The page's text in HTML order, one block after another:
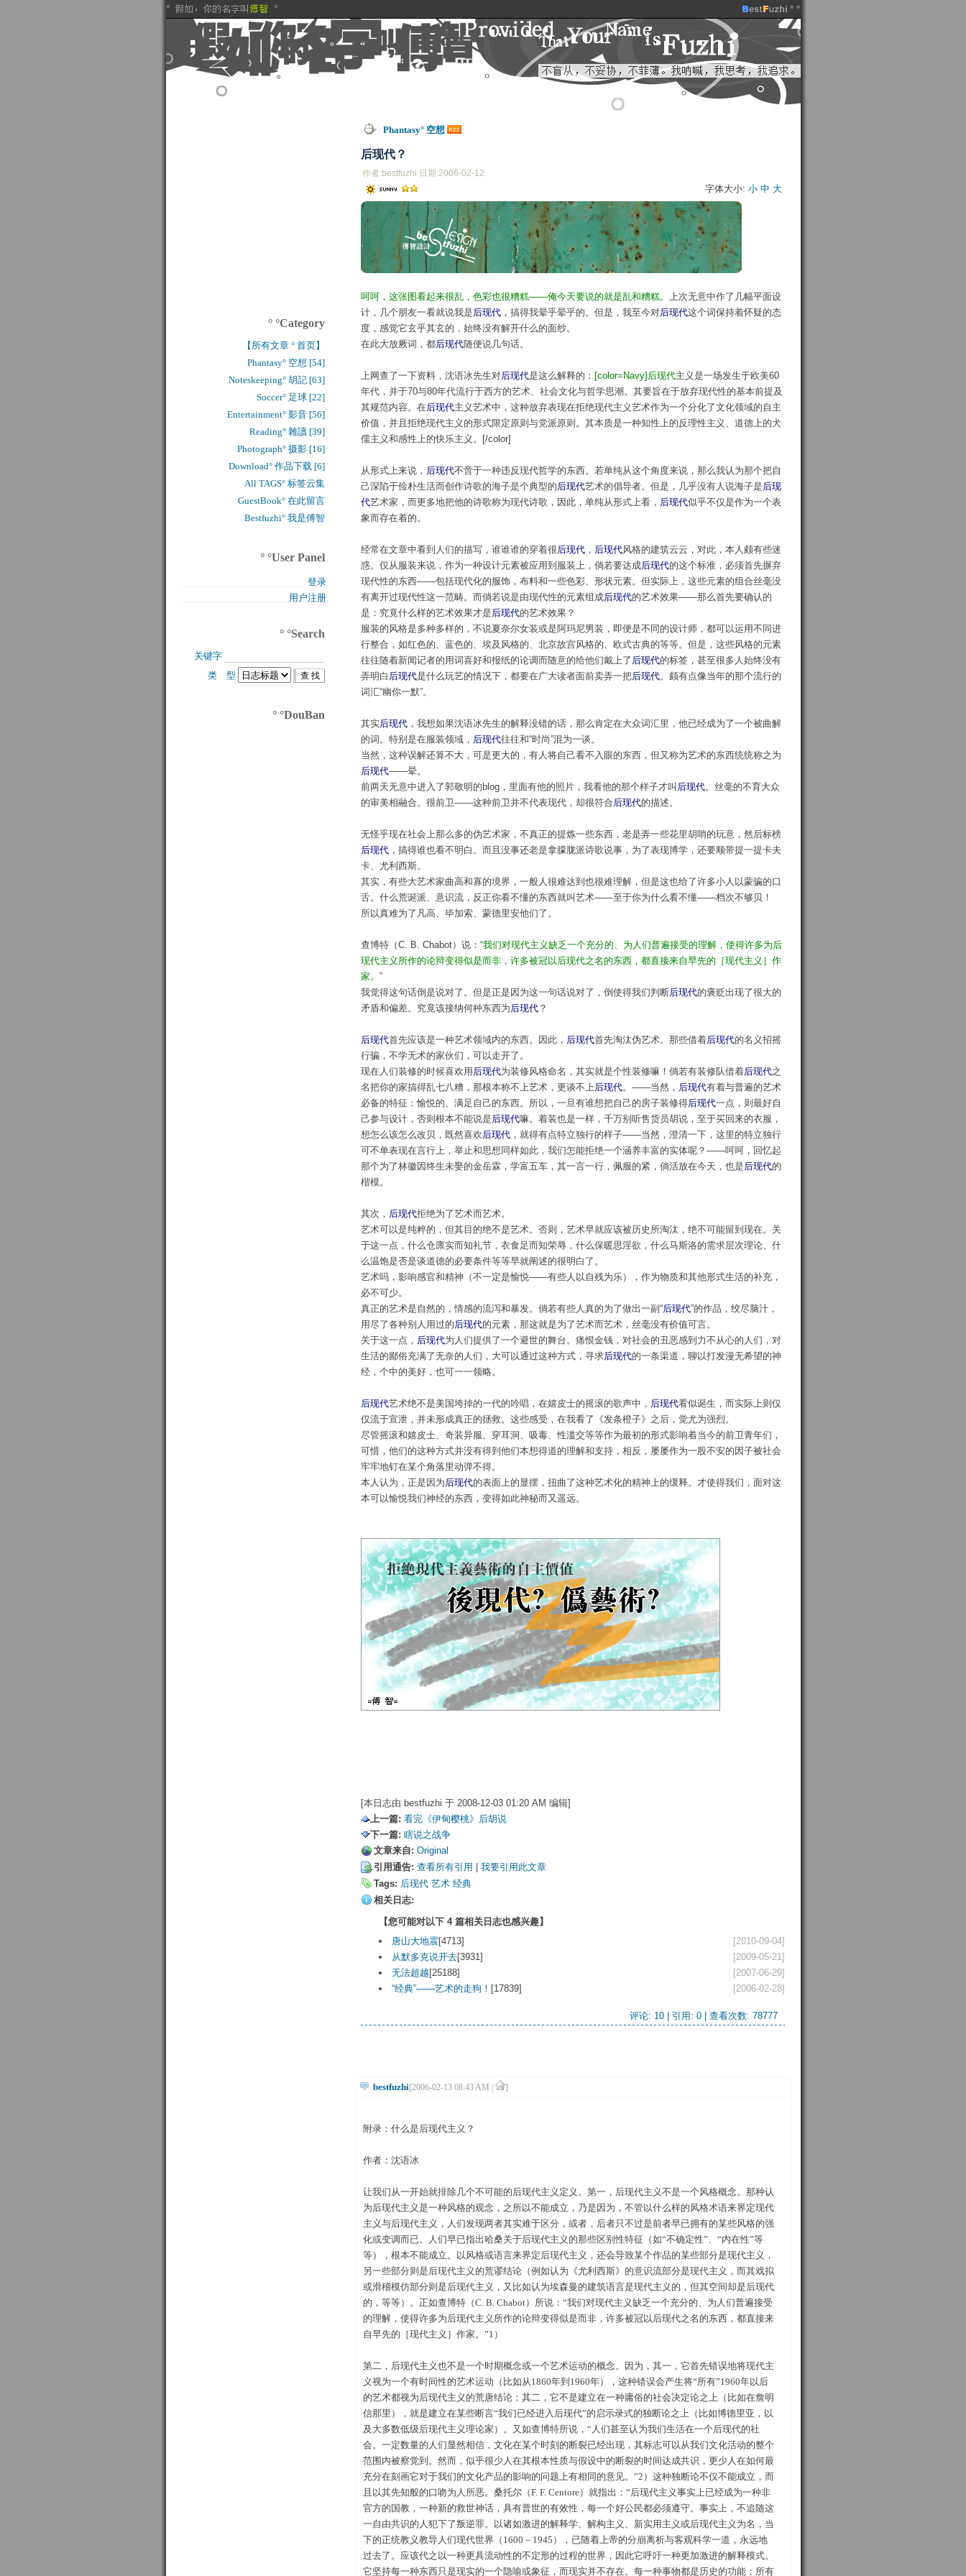
Phantasy° 空想
后现代？
作者:bestfuzhi 日期:2006-02-12
字体大小: 小 中 大
呵呵，这张图看起来很乱，色彩也很糟糕——俺今天要说的就是乱和糟糕。 上次无意中作了几幅平面设
计，几个朋友一看就说我是后现代 ，搞得我晕乎晕乎的。但是，我至今对后现代这个词保持着怀疑的态
度，感觉它玄乎其玄的，始终没有解开什么的面纱。
在此大放厥词，都后现代随便说几句话。
上网查了一下资料，沈语冰先生对后现代是这么解释的： [color=Navy]后现代主义是一场发生于欧美60
年代，并于70与80年代流行于西方的艺术、社会文化与哲学思潮。其要旨在于放弃现代性的基本前提及
其规范内容。在后现代主义艺术中，这种放弃表现在拒绝现代主义艺术作为一个分化了文化领域的自主
价值，并且拒绝现代主义的形式限定原则与党派原则。其本质是一种知性上的反理性主义、道德上的犬
儒主义和感性上的快乐主义。[/color]
从形式上来说， 后现代不啻于一种违反现代哲学的东西。若单纯从这个角度来说，那么我认为那个把自
己深陷于俭朴生活而创作诗歌的海子是个典型的后现代艺术的倡导者。但是，几乎没有人说海子是后现
代艺术家，而更多地把他的诗歌称为现代诗歌，因此，单纯从形式上看， 后现代似乎不仅是作为一个表
象而存在着的。
经常在文章中看到人们的描写，谁谁谁的穿着很后现代 ， 后现代风格的建筑云云，对此，本人颇有些迷
惑。仅从服装来说，作为一种设计元素被应用到服装上，倘若要达成后现代的这个标准，必须首先摒弃
现代性的东西——包括现代化的服饰，布料和一些色彩、形状元素。但实际上，这些元素的组合丝毫没
有离开过现代性这一范畴。而倘若说是由现代性的元素组成后现代的艺术效果——那么首先要确认的
是：究竟什么样的艺术效果才是后现代的艺术效果？
服装的风格是多种多样的，不说夏奈尔女装或是阿玛尼男装，即便是不同的设计师，都可以运用不同进
行整合，如红色的、蓝色的、埃及风格的、北京故宫风格的、欧式古典的等等。但是，这些风格的元素
往往随着新闻记者的用词喜好和报纸的论调而随意的给他们戴上了 后现代的标签，甚至很多人始终没有
弄明白 后现代是什么玩艺的情况下，都要在广大读者面前卖弄一把后现代。颇有点像当年的那个流行的
词汇“幽你一默”。
其实后现代 ，我想如果沈语冰先生的解释没错的话，那么肯定在大众词汇里，他已经成为了一个被曲解
的词。特别是在服装领域， 后现代往往和“时尚”混为一谈。
当然，这种误解还算不大，可是更大的，有人将自己看不入眼的东西，但又称为艺术的东西统统称之为
后现代——晕。
前两天无意中进入了郭敬明的blog，里面有他的照片，我看他的那个样子才叫 后现代。丝毫的不育大众
的审美相融合。很前卫——这种前卫并不代表现代，却很符合后现代的描述。
无怪乎现在社会上那么多的伪艺术家，不真正的提炼一些东西，老是弄一些花里胡哨的玩意，然后标榜
后现代 ，搞得谁也看不明白。而且没事还老是拿朦胧派诗歌说事，为了表现博学，还要顺带提一提卡夫
卡、尤利西斯。
其实，有些大艺术家曲高和寡的境界，一般人很难达到也很难理解，但是这也给了许多小人以蒙骗的口
舌。什么荒诞派、意识流，反正你看不懂的东西就叫艺术——至于你为什么看不懂——档次不够贝！
所以真难为了凡高、毕加索、蒙德里安他们了。
查博特（C. B. Chabot）说：“我们对现代主义缺乏一个充分的、为人们普遍接受的理解，使得许多为后
现代主义所作的论辩变得似是而非，许多被冠以后现代之名的东西，都直接来自早先的［现代主义］作
家。 ”
我觉得这句话倒是说对了。但是正是因为这一句话说对了，倒使得我们判断后现代的褒贬出现了很大的
矛盾和偏差。究竟该接纳何种东西为后现代 ？
后现代首先应该是一种艺术领域内的东西。因此， 后现代首先淘汰伪艺术。那些借着后现代的名义招摇
行骗，不学无术的家伙们，可以走开了。
现在人们装修的时候喜欢用 后现代为装修风格命名，其实就是个性装修嘛！倘若有装修队借着后现代之
名把你的家搞得乱七八糟，那根本称不上艺术，更谈不上后现代。——当然， 后现代有着与普遍的艺术
必备的特征：愉悦的、满足自己的东西。所以，一旦有谁想把自己的房子装修得后现代一点，则最好自
己参与设计，否则根本不能说是后现代嘛。着装也是一样，千万别听售货员胡说，至于买回来的衣服，
想怎么该怎么改贝，既然喜欢后现代 ，就得有点特立独行的样子——当然，澄清一下，这里的特立独行
可不单表现在言行上，举止和思想同样如此，我们怎能拒绝一个涵养丰富的实体呢？——呵呵，回忆起
那个为了林徽因终生未娶的金岳霖，学富五车，其一言一行，佩服的紧，倘活放在今天，也是后现代的
楷模。
其次， 后现代拒绝为了艺术而艺术。
艺术可以是纯粹的，但其目的绝不是艺术。否则，艺术早就应该被历史所淘汰，绝不可能留到现在。关
于这一点，什么仓廪实而知礼节，衣食足而知荣辱，什么保暖思淫欲，什么马斯洛的需求层次理论、什
么温饱是否是谈道德的必要条件等等早就阐述的很明白了。
艺术吗，影响感官和精神（不一定是愉悦——有些人以自残为乐），作为物质和其他形式生活的补充，
必不可少。
真正的艺术是自然的，情感的流泻和暴发。倘若有些人真的为了做出一副“后现代”的作品，绞尽脑汁，
用尽了各种别人用过的后现代的元素，那这就是为了艺术而艺术，丝毫没有价值可言。
关于这一点， 后现代为人们提供了一个避世的舞台。痛恨金钱，对社会的丑恶感到力不从心的人们，对
生活的鄙俗充满了无奈的人们，大可以通过这种方式，寻求后现代的一条渠道，聊以打发漫无希望的神
经，个中的美好，也可一一领略。
后现代艺术绝不是美国垮掉的一代的吟唱，在嬉皮士的摇滚的歌声中， 后现代看似诞生，而实际上则仅
仅流于宣泄，并未形成真正的拯救。这些感受，在我看了《发条橙子》之后，觉尤为强烈。
尽管摇滚和嬉皮士、奇装异服、穿耳洞、吸毒、性滥交等等作为最初的形式影响着当今的前卫青年们，
可惜，他们的这种方式并没有得到他们本想得道的理解和支持，相反，屡屡作为一股不安的因子被社会
牢牢地钉在某个角落里动弹不得。
本人认为，正是因为后现代的表面上的显摆，扭曲了这种艺术化的精神上的缓释。才使得我们，面对这
本可以愉悦我们神经的东西，变得如此神秘而又遥远。
[本日志由 bestfuzhi 于 2008-12-03 01:20 AM 编辑]
上一篇: 看完《伊甸樱桃》后胡说
下一篇: 瞎说之战争
文章来自: Original
引用通告: 查看所有引用
我要引用此文章
Tags: 后现代 艺术 经典
相关日志:
【您可能对以下 4 篇相关日志也感兴趣】
[2010-09-04]
唐山大地震[4713]
[2009-05-21]
从默多克说开去[3931]
[2007-06-29]
无法超越 [25188]
[2006-02-28]
“经典”——艺术的走狗！ [17839]
评论: 10 | 引用: 0 | 查看次数: 78777
bestfuzhi[2006-02-13 08:43 AM | ]
附录：什么是后现代主义？
作者：沈语冰
让我们从一开始就排除几个不可能的后现代主义定义。第一，后现代主义不是一个风格概念。那种认
为后现代主义是一种风格的观念，之所以不能成立，乃是因为，不管以什么样的风格术语来界定现代
主义与后现代主义，人们发现两者其实难于区分，或者，后者只不过是前者早已拥有的某些风格的强
化或变调而已。人们早已指出哈桑关于后现代主义的那些区别性特征（如“不确定性”、“内在性”等
等），根本不能成立。以风格或语言来界定后现代主义，还会导致某个作品的某些部分是现代主义，
另一些部分则是后现代主义的荒谬结论（例如认为《尤利西斯》的意识流部分是现代主义，而其戏拟
或滑稽模仿部分则是后现代主义，又比如认为埃森曼的建筑语言是现代主义的，但其空间却是后现代
的，等等）。正如查博特（C. B. Chabot）所说：“我们对现代主义缺乏一个充分的、为人们普遍接受
的理解，使得许多为后现代主义所作的论辩变得似是而非，许多被冠以后现代之名的东西，都直接来
自早先的［现代主义］作家。”1）
第二，后现代主义也不是一个时期概念或一个艺术运动的概念。因为，其一，它首先错误地将现代主
义视为一个有时间性的艺术运动（比如从1860年到1960年），这种错误会产生将“所有”1960年以后
的艺术都视为后现代主义的荒唐结论；其二，它不是建立在一种庸俗的社会决定论之上（比如在詹明
信那里），就是建立在某些断言“我们已经进入后现代”的启示录式的独断论之上（比如博德里亚，以
及大多数低级后现代主义理论家）。又如查博特所说，“人们甚至认为我们生活在一个后现代的社
会。一定数量的人们显然相信，文化在某个时刻的断裂已经出现，其标志可以从我们文化活动的整个
范围内被察觉到。然而，似乎很少人在其根本性质与假设中的断裂的时间达成共识，更少人在如何最
充分在刻画它对于我们的文化产品的影响的问题上有相同的意见。”2）这种独断论不仅不能成立，而
且以其先知般的口吻为人所恶。桑托尔（F. F. Centore）就指出：“后现代主义事实上已经成为一种非
官方的国教，一种新的救世神话，具有普世的有效性，每一个好公民都必须遵守。事实上，不追随这
一自由共识的人犯下了叛逆罪。以诸如激进的解释学、解构主义、新实用主义或后现代主义为名，当
下的正统教义教导人们现代世界（1600－1945），已随着上帝的分崩离析与客观科学一道，永远地
过去了。应该代之以一种更具流动性的不定形的过程的世界，因此它呼吁一种更加激进的解释模式。
它坚持每一种东西只是现实的一个隐喻或象征，而现实并不存在。每一种事物都是历史的功能；所有
° °Category
【所有文章 ° 首页】
Phantasy° 空想 [54]
Noteskeeping° 胡記 [63]
Soccer° 足球 [22]
Entertainment° 影音 [56]
Reading° 雜讀 [39]
Photograph° 摄影 [16]
Download° 作品下载 [6]
All TAGS° 标签云集
GuestBook° 在此留言
Bestfuzhi° 我是傅智
° °User Panel
登录
用户注册
° °Search
关键字
类 型
° °DouBan